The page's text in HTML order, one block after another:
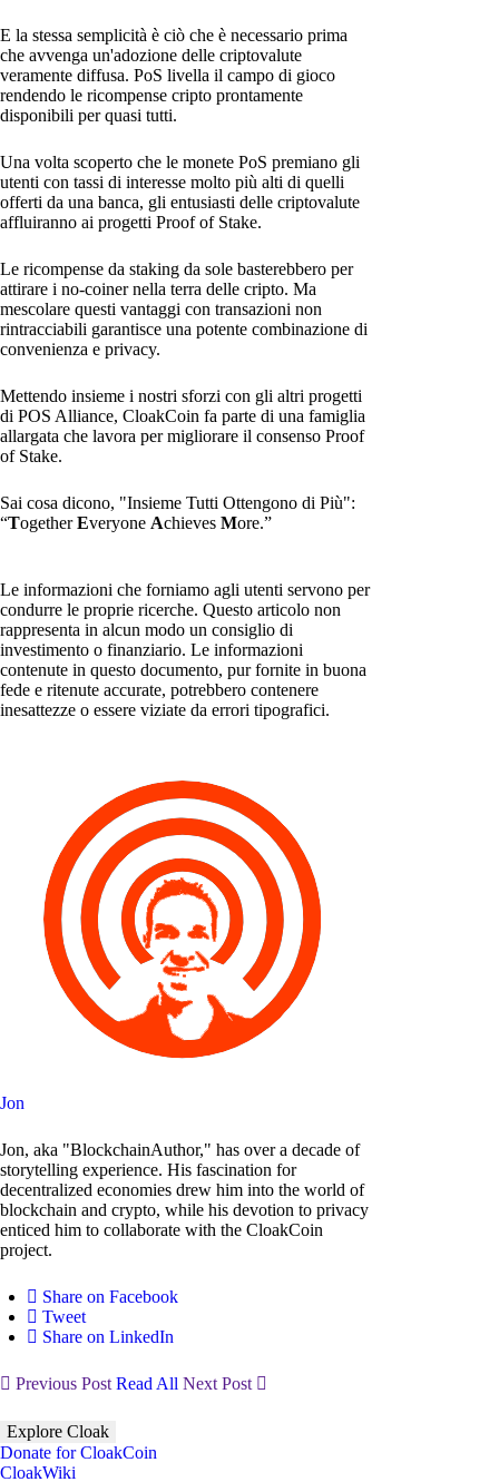
E la stessa semplicità è ciò che è necessario prima
che avvenga un'adozione delle criptovalute
veramente diffusa. PoS livella il campo di gioco
rendendo le ricompense cripto prontamente
disponibili per quasi tutti.
Una volta scoperto che le monete PoS premiano gli
utenti con tassi di interesse molto più alti di quelli
offerti da una banca, gli entusiasti delle criptovalute
affluiranno ai progetti Proof of Stake.
Le ricompense da staking da sole basterebbero per
attirare i no-coiner nella terra delle cripto. Ma
mescolare questi vantaggi con transazioni non
rintracciabili garantisce una potente combinazione di
convenienza e privacy.
Mettendo insieme i nostri sforzi con gli altri progetti
di POS Alliance, CloakCoin fa parte di una famiglia
allargata che lavora per migliorare il consenso Proof
of Stake.
Sai cosa dicono, "Insieme Tutti Ottengono di Più":
“TogetherEveryone Achieves More.”
Le informazioni che forniamo agli utenti servono per
condurre le proprie ricerche. Questo articolo non
rappresenta in alcun modo un consiglio di
investimento o finanziario. Le informazioni
contenute in questo documento, pur fornite in buona
fede e ritenute accurate, potrebbero contenere
inesattezze o essere viziate da errori tipografici.
Jon
Jon, aka "BlockchainAuthor," has over a decade of
storytelling experience. His fascination for
decentralized economies drew him into the world of
blockchain and crypto, while his devotion to privacy
enticed him to collaborate with the CloakCoin
project.
Share on Facebook
Tweet
Share on LinkedIn
Previous Post Read All Next Post
Explore Cloak
Donate for CloakCoin
CloakWiki